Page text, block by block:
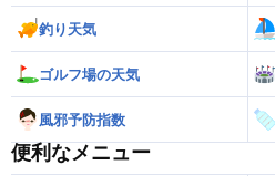
釣り天気
ゴルフ場の天気
風邪予防指数
便利なメニュー